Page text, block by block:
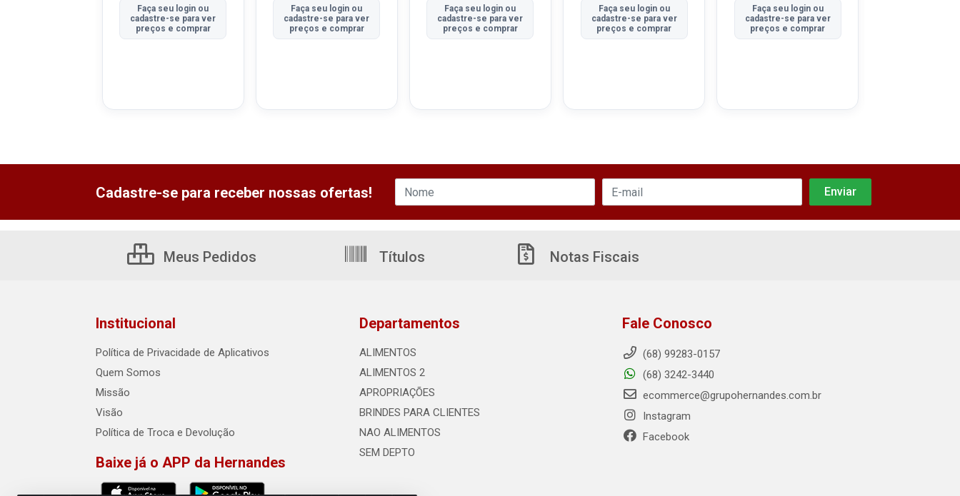
Faça seu login ou
cadastre-se para ver
preços e comprar
Faça seu login ou
cadastre-se para ver
preços e comprar
Faça seu login ou
cadastre-se para ver
preços e comprar
Faça seu login ou
cadastre-se para ver
preços e comprar
Faça seu login ou
cadastre-se para ver
preços e comprar
Cadastre-se para receber nossas ofertas!
Meus Pedidos Títulos Notas Fiscais
Institucional
Política de Privacidade de Aplicativos
Quem Somos
Missão
Visão
Política de Troca e Devolução
Baixe já o APP da Hernandes
Departamentos
ALIMENTOS
ALIMENTOS 2
APROPRIAÇÕES
BRINDES PARA CLIENTES
NAO ALIMENTOS
SEM DEPTO
Fale Conosco
(68) 99283-0157
(68) 3242-3440
ecommerce@grupohernandes.com.br
Instagram
Facebook